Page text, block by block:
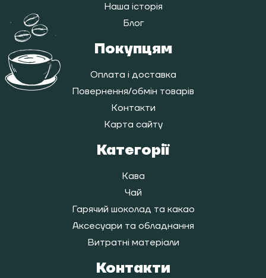
Наша історія
Блог
Покупцям
Оплата і доставка
Повернення/обмін товарів
Контакти
Карта сайту
Категорії
Кава
Чай
Гарячий шоколад та какао
Аксесуари та обладнання
Витратні матеріали
Контакти